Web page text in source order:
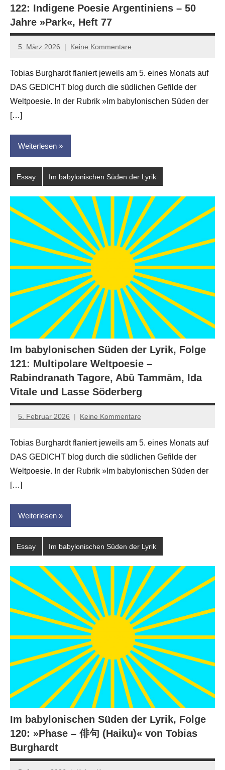
122: Indigene Poesie Argentiniens – 50
Jahre »Park«, Heft 77
5. März 2026
Jan-
Hornauer
für
dasgedichtblog
Keine Kommentare
Tobias Burghardt flaniert jeweils am 5. eines Monats auf
DAS GEDICHT blog durch die südlichen Gefilde der
Weltpoesie. In der Rubrik »Im babylonischen Süden der
[…]
Weiterlesen
Essay Im babylonischen Süden der Lyrik
Im babylonischen Süden der Lyrik, Folge
121: Multipolare Weltpoesie –
Rabindranath Tagore, Abū Tammām, Ida
Vitale und Lasse Söderberg
5. Februar 2026
Jan-
Hornauer
für
dasgedichtblog
Keine Kommentare
Tobias Burghardt flaniert jeweils am 5. eines Monats auf
DAS GEDICHT blog durch die südlichen Gefilde der
Weltpoesie. In der Rubrik »Im babylonischen Süden der
[…]
Weiterlesen
Essay Im babylonischen Süden der Lyrik
Im babylonischen Süden der Lyrik, Folge
120: »Phase – 俳句 (Haiku)« von Tobias
Burghardt